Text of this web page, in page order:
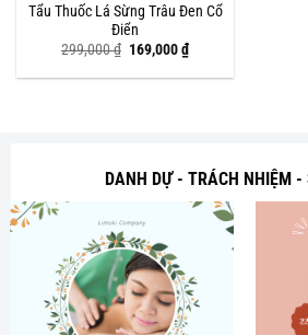
Tẩu Thuốc Lá Sừng Trâu Đen Cổ
Điển
299,000₫ Giá
là:
169,000₫Giá
hiện
tại
DANH DỰ - TRÁCH NHIỆM -